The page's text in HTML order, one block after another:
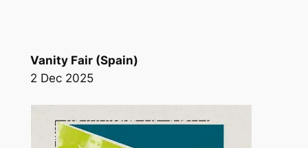
Vanity Fair (Spain)
2 Dec 2025